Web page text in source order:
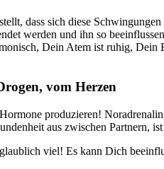
dass sich diese
werden und ihn so
Dein Atem ist ruhig,
vom Herzen
produzieren!
aus zwischen Partnern,
viel! Es kann Dich